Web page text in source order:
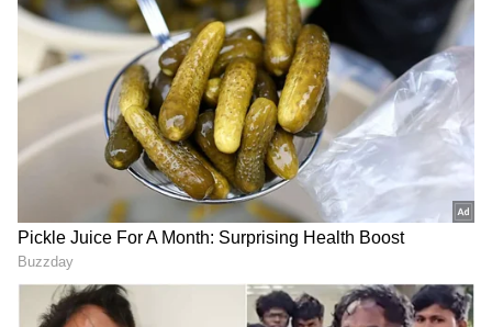
ರೋಚಕ ಪಂದ್ಯದ ನಡುವೆ ಸಿಡಿಲು
ಭೀಕರ ದೃಶ್ಯ ಮೊಬೈಲ್‌ನಲ್ಲಿ ಸೆರೆ
ದೋಸೆ ಮಾರಿದರು; ಇಂದು ಕೋಟಿ
ಆದಾಯದ ‘ರಾಮೇಶ್ವರಂ ಕೆಫೆ’